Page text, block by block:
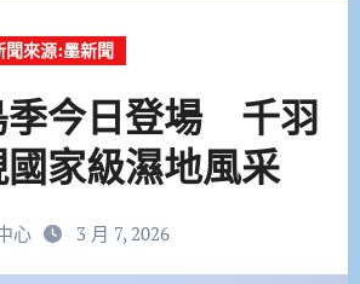
聞來源:墨新聞
季今日登場 千羽
家級濕地風采
心 3 月 7, 2026